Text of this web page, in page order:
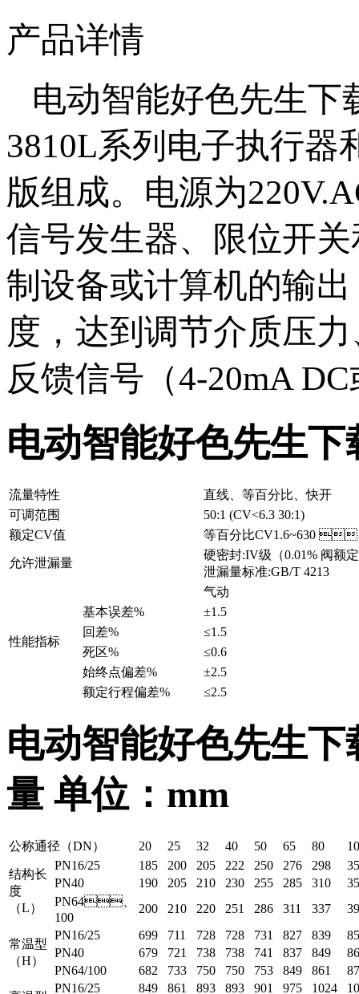
产品详情
电动智能好色先生下
3810L系列电子执行器
版组成。电源为
信号发生器、限位
制设备或计算机的输
度，达到调节介质压力
反馈信号（4-20mA DC
电动智能好色先生
流量特性
直线、等百分比、快开
可调范围
50:1 (CV<6.3 30:1)
额定CV值
等百分比CV1.6~630 
允许泄漏量
硬密封:IV级（0.01% 阀额
泄漏量标准:GB/T 4213
性能指标
气动
基本误差%
±1.5
回差%
≤1.5
死区%
≤0.6
始终点偏差%
±2.5
额定行程偏差%
≤2.5
电动智能好色先生
量 单位：mm
公称通径（DN） 20 25 32 40 50 65 80
结构长
度
（L）
PN16/25 185 200 205 222 250 276 298
PN40
190 205 210 230 255 285 310
PN64、
100
200 210 220 251 286 311 337
常温型
（H）
PN16/25 699 711 728 728 731 827 839
PN40
679 721 738 738 741 837 849
PN64/100
682 733 750 750 753 849 861
PN16/25 849 861 893 893 901 975 1024